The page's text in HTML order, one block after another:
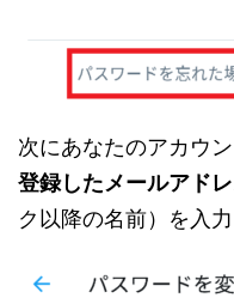
次にあなたのアカウ
登録したメールアド
ク以降の名前）を入